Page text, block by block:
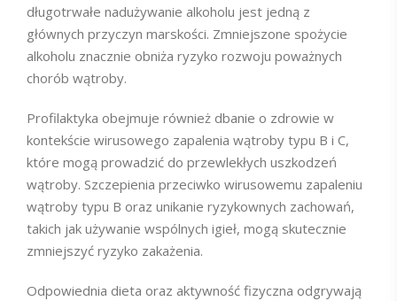
długotrwałe nadużywanie alkoholu jest jedną z
głównych przyczyn marskości. Zmniejszone spożycie
alkoholu znacznie obniża ryzyko rozwoju poważnych
chorób wątroby.
Profilaktyka obejmuje również dbanie o zdrowie w
kontekście wirusowego zapalenia wątroby typu B i C,
które mogą prowadzić do przewlekłych uszkodzeń
wątroby. Szczepienia przeciwko wirusowemu zapaleniu
wątroby typu B oraz unikanie ryzykownych zachowań,
takich jak używanie wspólnych igieł, mogą skutecznie
zmniejszyć ryzyko zakażenia.
Odpowiednia dieta oraz aktywność fizyczna odgrywają